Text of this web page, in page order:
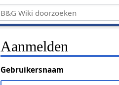
Aanmelden
Gebruikersnaam